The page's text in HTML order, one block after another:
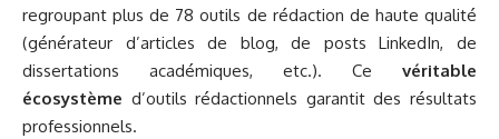
regroupant plus de 78 outils de rédaction de haute qualité
(générateur d’articles de blog, de posts LinkedIn, de
dissertations académiques, etc.). Ce véritable
écosystème d’outils rédactionnels garantit des résultats
professionnels.